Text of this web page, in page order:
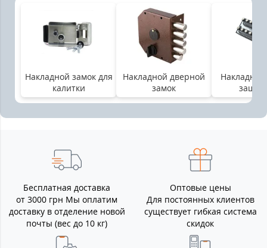
Накладной замок для
калитки
Накладной дверной
замок
Накладной
Бесплатная доставка
от 3000 грн Мы оплатим
доставку в отделение новой
почты (вес до 10 кг)
Оптовые цены
Для постоянных клиентов
существует гибкая система
скидок